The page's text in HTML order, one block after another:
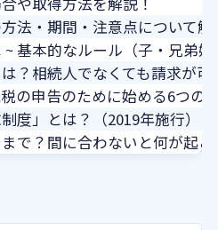
法・期間・注意点について解
基本的なルール（子・兄弟
は？相続人でなくても請求が
の申告のために始める6つの
度」とは？（2019年施行）
で？間に合わないと何が起